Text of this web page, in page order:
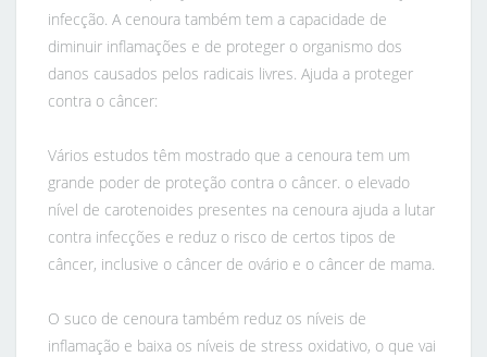
infecção. A cenoura também tem a capacidade de
diminuir inflamações e de proteger o organismo dos
danos causados pelos radicais livres. Ajuda a proteger
contra o câncer:
Vários estudos têm mostrado que a cenoura tem um
grande poder de proteção contra o câncer. o elevado
nível de carotenoides presentes na cenoura ajuda a lutar
contra infecções e reduz o risco de certos tipos de
câncer, inclusive o câncer de ovário e o câncer de mama.
O suco de cenoura também reduz os níveis de
inflamação e baixa os níveis de stress oxidativo, o que vai